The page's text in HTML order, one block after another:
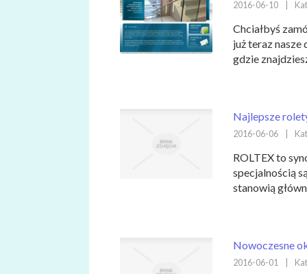
2016-06-10
Chciałbyś
już teraz
gdzie
Najlepsze
2016-06-06
ROLTEX to
specjalnością
stanowią
Nowoczesne
2016-06-01